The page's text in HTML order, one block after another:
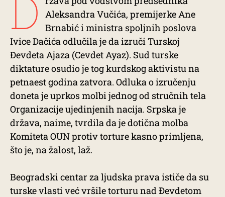
Aleksandra Vučića, premijerke Ane
Brnabić i ministra spoljnih poslova
Ivice Dačića odlučila je da izruči Turskoj
Đevdeta Ajaza (Cevdet Ayaz). Sud turske
diktature osudio je tog kurdskog aktivistu na
petnaest godina zatvora. Odluka o izručenju
doneta je uprkos molbi jednog od stručnih tela
Organizacije ujedinjenih nacija. Srpska je
država, naime, tvrdila da je dotična molba
Komiteta OUN protiv torture kasno primljena,
što je, na žalost, laž.
Beogradski centar za ljudska prava ističe da su
turske vlasti već vršile torturu nad Đevdetom